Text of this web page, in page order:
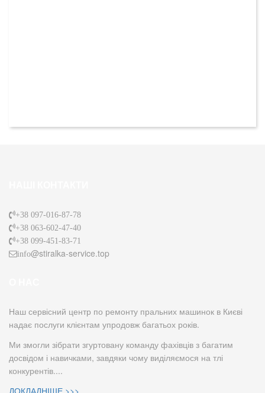
+38 097-016-87-78
+38 063-602-47-40
+38 099-451-83-71
info@stiralka-service.top
Наш сервісний центр по ремонту пральних машинок в Києві
надає послуги клієнтам упродовж багатьох років.
Ми змогли зібрати згуртовану команду фахівців з багатим
досвідом і навичками, завдяки чому виділяємося на тлі
конкурентів....
ДОКЛАДНІШЕ >>>